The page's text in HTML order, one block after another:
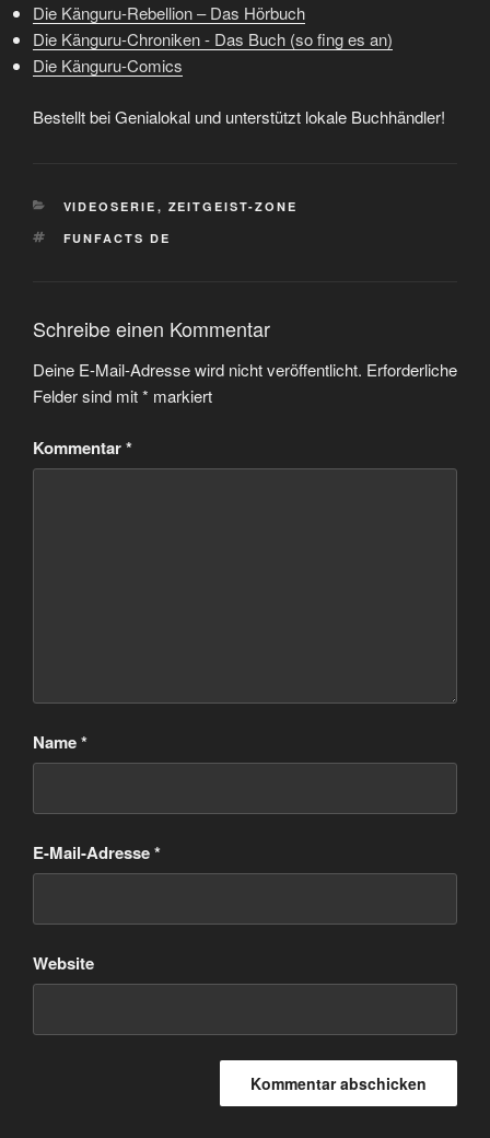
Die Känguru-Rebellion – Das Hörbuch
Die Känguru-Chroniken - Das Buch (so fing es an)
Die Känguru-Comics
Bestellt bei Genialokal und unterstützt lokale Buchhändler!
KATEGORIEN
VIDEOSERIE , ZEITGEIST-ZONE
SCHLAGWÖRTER
FUNFACTS DE
Schreibe einen Kommentar
Deine E-Mail-Adresse wird nicht veröffentlicht. Erforderliche
Felder sind mit* markiert
Kommentar*
Name*
E-Mail-Adresse*
Website